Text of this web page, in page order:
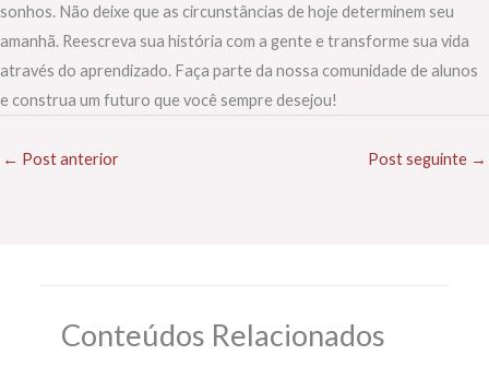
sonhos. Não deixe que as circunstâncias de hoje determinem seu
amanhã. Reescreva sua história com a gente e transforme sua vida
através do aprendizado. Faça parte da nossa comunidade de alunos
e construa um futuro que você sempre desejou!
← Post anterior Post seguinte →
Conteúdos Relacionados